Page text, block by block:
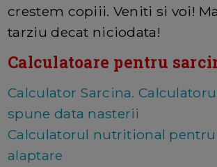
crestem copiii. Veniti si voi!
tarziu decat niciodata!
Calculatoare pentru
Calculator Sarcina.
spune data nasterii
Calculatorul nutritional pentru
alaptare